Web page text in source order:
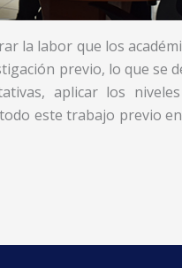
la labor que los
previo, lo que se
aplicar los
este trabajo previo